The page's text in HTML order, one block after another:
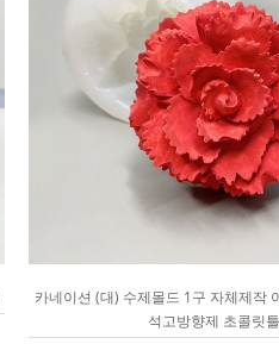
카네이션 (대) 수제몰드 1구 자체제작
석고방향제 초콜릿틀